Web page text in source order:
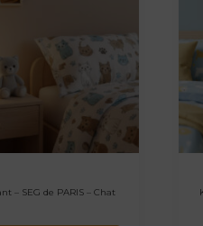
– SEG de PARIS – Chat